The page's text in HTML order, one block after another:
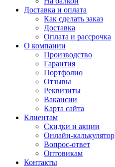
Доставка и оплата
Как сделать заказ
Доставка
Оплата и рассрочка
О компании
Производство
Гарантия
Портфолио
Отзывы
Реквизиты
Вакансии
Карта сайта
Клиентам
Скидки и акции
Онлайн-калькулятор
Вопрос-ответ
Оптовикам
Контакты